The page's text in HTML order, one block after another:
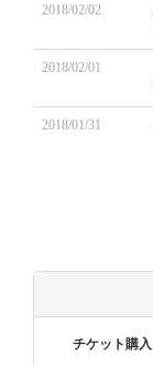
2018/02/02
2018/02/01
2018/01/31
チケット購入